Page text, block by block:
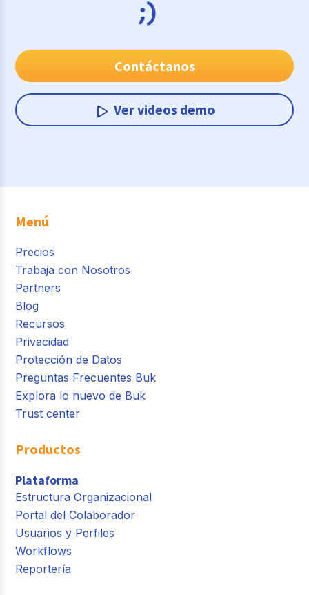
Contáctanos
Ver videos demo
Menú
Precios
Trabaja con Nosotros
Partners
Blog
Recursos
Privacidad
Protección de Datos
Preguntas Frecuentes Buk
Explora lo nuevo de Buk
Trust center
Productos
Plataforma
Estructura Organizacional
Portal del Colaborador
Usuarios y Perfiles
Workflows
Reportería